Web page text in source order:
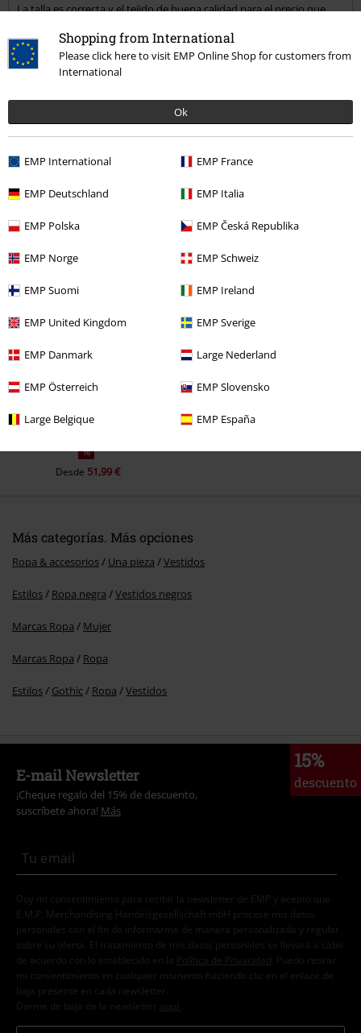
Shopping from International
Please click here to visit EMP Online Shop for customers from
International
Ok
EMP International EMP France
EMP Deutschland EMP Italia
EMP Polska EMP Česká Republika
EMP Norge EMP Schweiz
EMP Suomi EMP Ireland
EMP United Kingdom EMP Sverige
EMP Danmark Large Nederland
EMP Österreich EMP Slovensko
Large Belgique EMP España
La talla es correcta y el tejido de buena calidad para el precio que
facilitar el cierre de la cremallera.
Comentario
Enviar comentario
Última visita
%
Desde 51,99 €
Más categorías. Más opciones
Ropa & accesorios Una pieza Vestidos
Estilos Ropa negra Vestidos negros
Marcas Ropa Mujer
Marcas Ropa Ropa
Estilos Gothic Ropa Vestidos
15%
descuento
E-mail Newsletter
¡Cheque regalo del 15% de descuento,
suscríbete ahora! Más
Doy mi consentimiento para recibir la newsletter de EMP y acepto que
E.M.P. Merchandising Handelsgesellschaft mbH procese mis datos
personales con el fin de informarme de manera personalizada y regular
sobre su oferta. El tratamiento de mis datos personales se llevará a cabo
de acuerdo con lo establecido en la
Política de Privacidad . Puedo retirar
mi consentimiento en cualquier momento haciendo clic en el enlace de
baja presente en cada newsletter.
Darme de baja de la newsletter
aquí